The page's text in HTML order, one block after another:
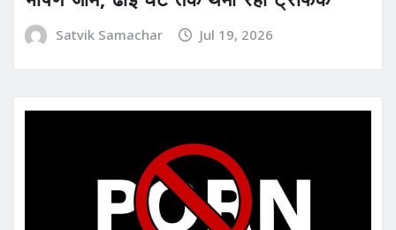
Satvik Samachar Jul 19, 2026